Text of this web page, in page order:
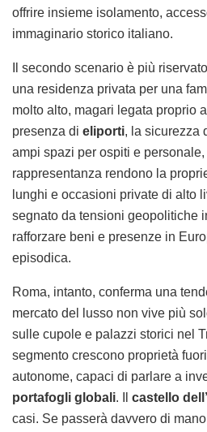
offrire insieme isolamento,
immaginario storico italiano.
Il secondo scenario è più
una residenza privata per una
molto alto, magari legata proprio
presenza di eliporti, la sicurezza
ampi spazi per ospiti e
rappresentanza rendono la
lunghi e occasioni private di alto
segnato da tensioni geopolitiche
rafforzare beni e presenze in
episodica.
Roma, intanto, conferma una
mercato del lusso non vive più
sulle cupole e palazzi storici nel
segmento crescono proprietà
autonome, capaci di parlare a
portafogli globali. Il castello
casi. Se passerà davvero di